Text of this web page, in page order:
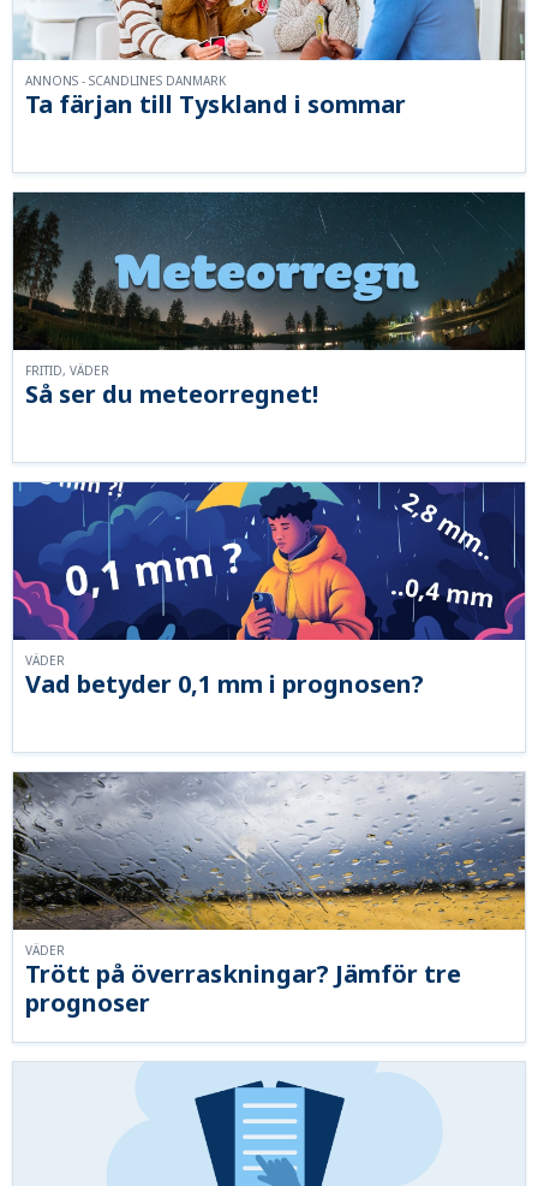
Ta färjan till Tyskland i sommar
ANNONS - SCANDLINES DANMARK
Så ser du meteorregnet!
FRITID, VÄDER
Vad betyder 0,1 mm i prognosen?
VÄDER
Trött på överraskningar? Jämför tre
prognoser
VÄDER